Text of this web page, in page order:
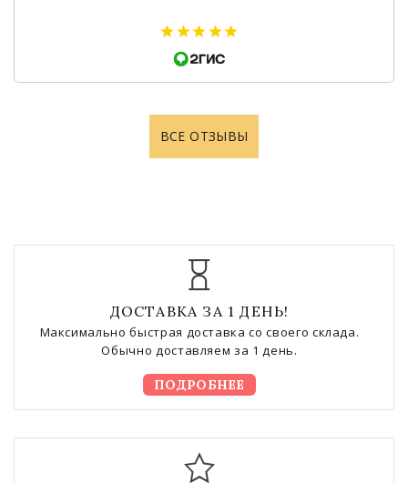
ВСЕ ОТЗЫВЫ
ДОСТАВКА ЗА 1 ДЕНЬ!
Максимально быстрая доставка со своего склада.
Обычно доставляем за 1 день.
ПОДРОБНЕЕ